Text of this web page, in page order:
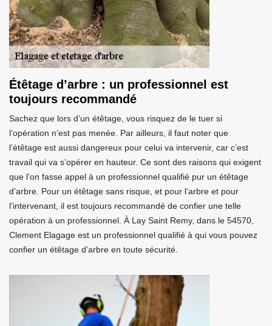
Étêtage d’arbre : un professionnel est
toujours recommandé
Sachez que lors d’un étêtage, vous risquez de le tuer si
l’opération n’est pas menée. Par ailleurs, il faut noter que
l’étêtage est aussi dangereux pour celui va intervenir, car c’est
travail qui va s’opérer en hauteur. Ce sont des raisons qui exigent
que l’on fasse appel à un professionnel qualifié pur un étêtage
d’arbre. Pour un étêtage sans risque, et pour l’arbre et pour
l’intervenant, il est toujours recommandé de confier une telle
opération à un professionnel. À Lay Saint Remy, dans le 54570,
Clement Elagage est un professionnel qualifié à qui vous pouvez
confier un étêtage d’arbre en toute sécurité.